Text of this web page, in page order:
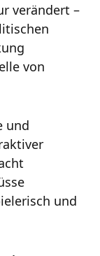
verändert –
von
und
und